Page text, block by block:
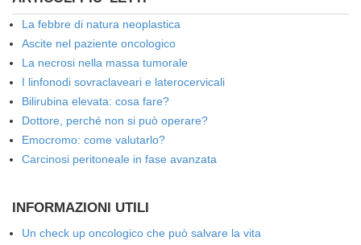
La febbre di natura neoplastica
Ascite nel paziente oncologico
La necrosi nella massa tumorale
I linfonodi sovraclaveari e laterocervicali
Bilirubina elevata: cosa fare?
Dottore, perché non si può operare?
Emocromo: come valutarlo?
Carcinosi peritoneale in fase avanzata
INFORMAZIONI UTILI
Un check up oncologico che può salvare la vita